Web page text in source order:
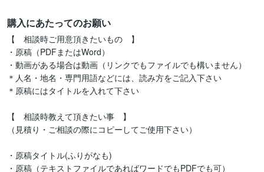
購入にあたってのお願い
【　相談時ご用意頂きたいもの　】
・原稿（PDFまたはWord）
・動画がある場合は動画（リンクでもファイルでも構いません）
＊人名・地名・専門用語などには、読み方をご記入下さい
＊原稿にはタイトルを入れて下さい
【　相談時教えて頂きたい事　】
（見積り・ご相談の際にコピーしてご使用下さい）
・原稿タイトル(ふりがなも)
・原稿（テキストファイルであればワードでもPDFでも可）